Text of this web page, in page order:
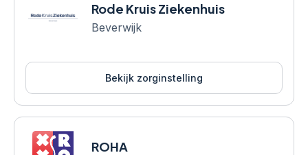
Rode Kruis Ziekenhuis
Beverwijk
Bekijk zorginstelling
ROHA